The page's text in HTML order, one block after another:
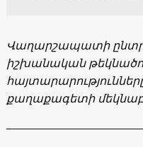
Վաղարշապատի
իշխանական
քաղաքագետի